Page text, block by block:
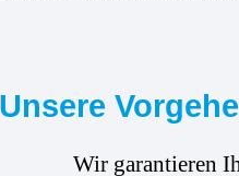
Unsere
Wir garantieren